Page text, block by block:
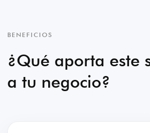
BENEFICIOS
¿Qué aporta este
a tu negocio?